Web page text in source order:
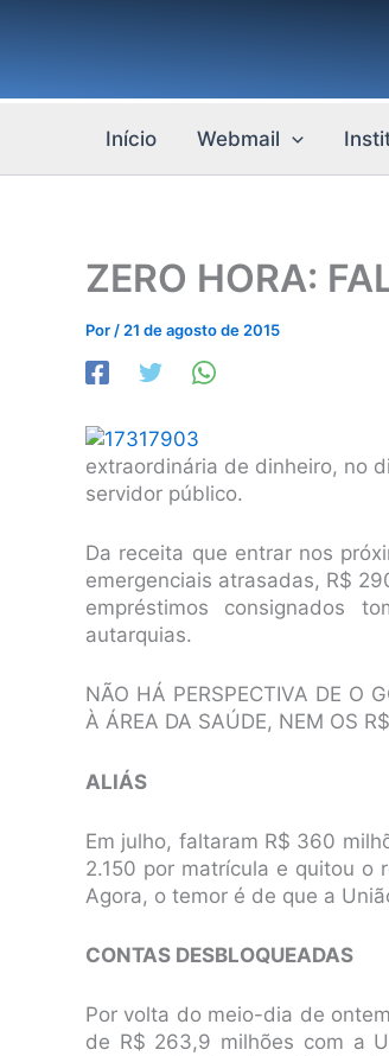
conteúdo
Início Webmail
ZERO HORA:
Por / 21 de agosto de 2015
extraordinária de dinheiro, no
servidor público.
Da receita que entrar nos
emergenciais atrasadas, R$
empréstimos consignados
autarquias.
NÃO HÁ PERSPECTIVA DE O
À ÁREA DA SAÚDE, NEM OS
ALIÁS
Em julho, faltaram R$ 360
2.150 por matrícula e quitou o
Agora, o temor é de que a
CONTAS DESBLOQUEADAS
Por volta do meio-dia de
de R$ 263,9 milhões com a